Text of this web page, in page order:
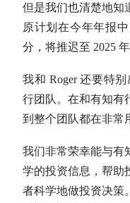
但是我们也清楚地知
原计划在今年年报
分，将推迟至 2025
我和 Roger 还要特
行团队。在和有知有
到整个团队都在非常
我们非常荣幸能与有
学的投资信息，帮助
者科学地做投资决策